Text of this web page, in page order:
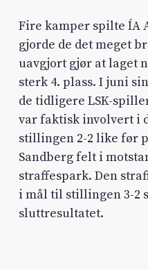
Fire kamper spilte ÍA
gjorde de det meget
uavgjort gjør at laget
sterk 4. plass. I juni
de tidligere LSK-
var faktisk involvert i
stillingen 2-2 like før
Sandberg felt i
straffespark. Den
i mål til stillingen 3-2
sluttresultatet.